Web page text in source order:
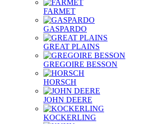
FARMET
GASPARDO
GREAT PLAINS
GREGOIRE BESSON
HORSCH
JOHN DEERE
KOCKERLING